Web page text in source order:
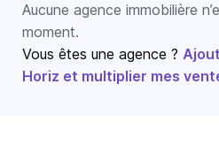
Aucune agence immobilière
moment.
Vous êtes une agence ?
Horiz et multiplier mes